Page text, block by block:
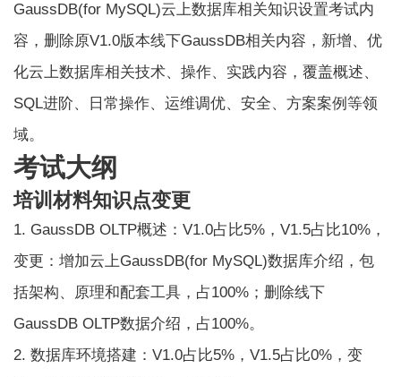
GaussDB(for MySQL)云上数据库相关知识设置考试内
容，删除原V1.0版本线下GaussDB相关内容，新增、优
化云上数据库相关技术、操作、实践内容，覆盖概述、
SQL进阶、日常操作、运维调优、安全、方案案例等领
域。
考试大纲
培训材料知识点变更
1. GaussDB OLTP概述：V1.0占比5%，V1.5占比10%，
变更：增加云上GaussDB(for MySQL)数据库介绍，包
括架构、原理和配套工具，占100%；删除线下
GaussDB OLTP数据介绍，占100%。
2. 数据库环境搭建：V1.0占比5%，V1.5占比0%，变